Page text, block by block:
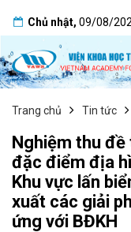
Chủ nhật, 09/08/
Trang chủ Tin tức
Nghiệm thu đề
đặc điểm địa
Khu vực lấn
xuất các giải
ứng với BĐKH